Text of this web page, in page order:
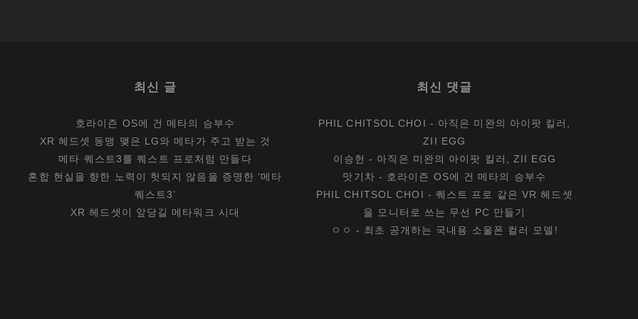
최신 글
호라이즌 OS에 건 메타의 승부수
XR 헤드셋 동맹 맺은 LG와 메타가 주고 받는 것
메타 퀘스트3를 퀘스트 프로처럼 만들다
혼합 현실을 향한 노력이 헛되지 않음을 증명한 ‘메타
퀘스트3’
XR 헤드셋이 앞당길 메타워크 시대
최신 댓글
PHIL CHITSOL CHOI - 아직은 미완의 아이팟 킬러,
ZII EGG
이승헌 - 아직은 미완의 아이팟 킬러, ZII EGG
맛기차 - 호라이즌 OS에 건 메타의 승부수
PHIL CHITSOL CHOI - 퀘스트 프로 같은 VR 헤드셋
을 모니터로 쓰는 무선 PC 만들기
ㅇㅇ - 최초 공개하는 국내용 소울폰 컬러 모델!